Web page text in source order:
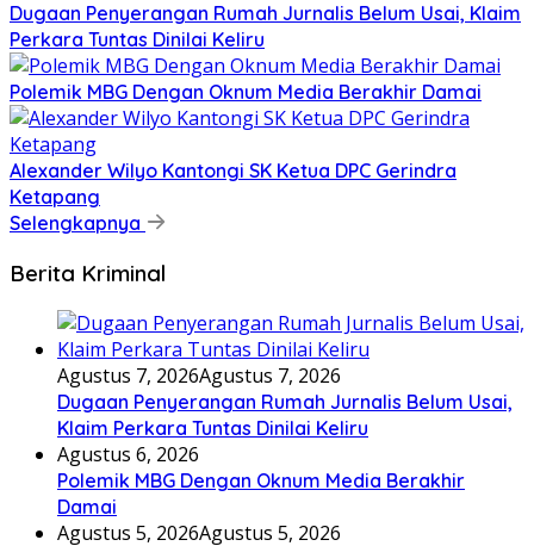
Dugaan Penyerangan Rumah Jurnalis Belum Usai, Klaim
Perkara Tuntas Dinilai Keliru
Polemik MBG Dengan Oknum Media Berakhir Damai
Alexander Wilyo Kantongi SK Ketua DPC Gerindra
Ketapang
Selengkapnya
Berita Kriminal
Agustus 7, 2026Agustus 7, 2026
Dugaan Penyerangan Rumah Jurnalis Belum Usai,
Klaim Perkara Tuntas Dinilai Keliru
Agustus 6, 2026
Polemik MBG Dengan Oknum Media Berakhir
Damai
Agustus 5, 2026Agustus 5, 2026